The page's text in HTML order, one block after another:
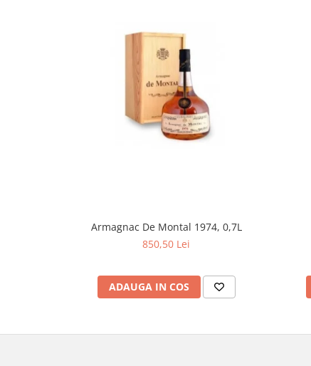
Armagnac De Montal 1974, 0,7L
850,50 Lei
ADAUGA IN COS